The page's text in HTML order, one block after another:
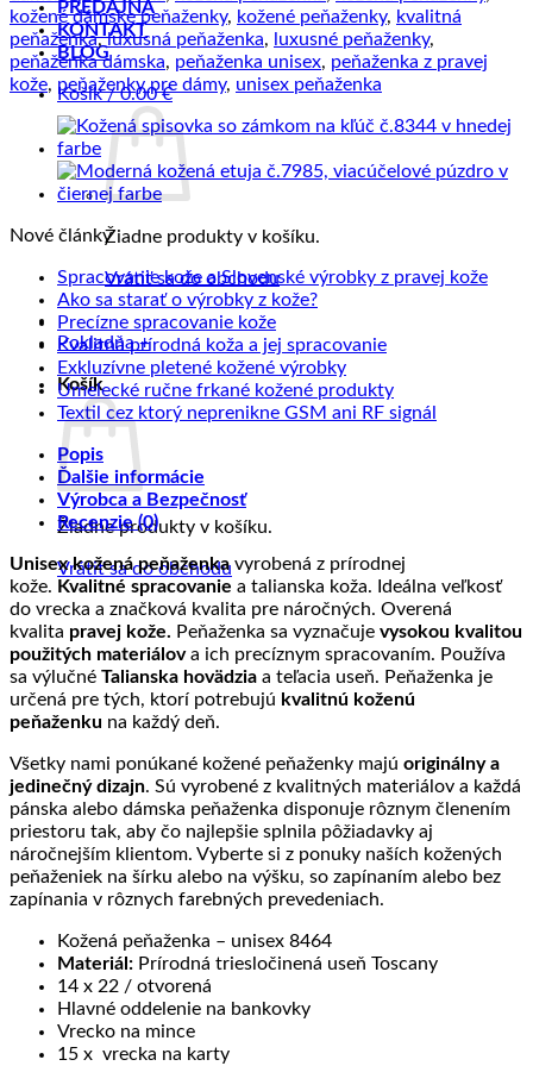
PREDAJŇA
KONTAKT
BLOG
Košík /0.00€
Žiadne produkty v košíku.
Vrátiť sa do obchodu
Pokladňa +
Košík
Žiadne produkty v košíku.
Vrátiť sa do obchodu
farbe
kožené dámske peňaženky, kožené peňaženky, kvalitná
peňaženka,luxusná peňaženka, luxusné peňaženky,
peňaženka dámska, peňaženka unisex, peňaženka z pravej
kože, peňaženky pre dámy, unisex peňaženka
Nové články
Spracovanie kože a Slovenské výrobky z pravej kože
Ako sa starať o výrobky z kože?Žiadne
na
Ako
sa
starať
Precízne spracovanie kožeŽiadne
komentáre
na
Precízne
spracovanie
Kvalitná prírodná koža a jej spracovanieŽiadne
na
Kvalitná
Exkluzívne pletené kožené výrobkyŽiadne
komentáre
na
Umelecké ručne frkané kožené produktyŽiadne
komentáre
Textil cez ktorý neprenikne GSM ani RF signál
ani
RF
signál
Popis
Ďalšie informácie
Výrobca a Bezpečnosť
Recenzie (0)
Unisex kožená peňaženkavyrobená z prírodnej
kože. Kvalitné spracovanie a talianska koža. Ideálna veľkosť
do vrecka a značková kvalita pre náročných. Overená
kvalita pravej kože. Peňaženka sa vyznačuje vysokou kvalitou
použitých materiálova ich precíznym spracovaním. Používa
sa výlučné Talianska hovädzia a teľacia useň. Peňaženka je
určená pre tých, ktorí potrebujú kvalitnú koženú
peňaženku na každý deň.
Všetky nami ponúkané kožené peňaženky majú originálny a
jedinečný dizajn. Sú vyrobené z kvalitných materiálov a každá
pánska alebo dámska peňaženka disponuje rôznym členením
priestoru tak, aby čo najlepšie splnila pôžiadavky aj
náročnejším klientom. Vyberte si z ponuky naších kožených
peňaženiek na šírku alebo na výšku, so zapínaním alebo bez
zapínania v rôznych farebných prevedeniach.
Kožená peňaženka – unisex 8464
Materiál: Prírodná triesločinená useň Toscany
14 x 22 / otvorená
Hlavné oddelenie na bankovky
Vrecko na mince
15 x vrecka na karty